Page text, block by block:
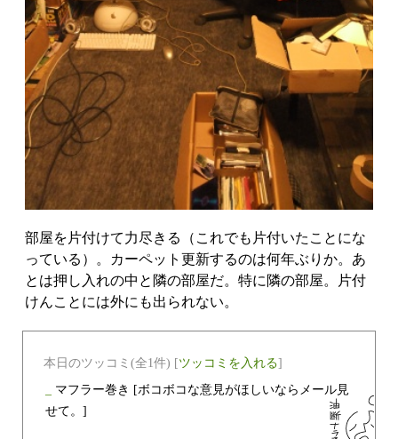
部屋を片付けて力尽きる（これでも片付いたことにな
っている）。カーペット更新するのは何年ぶりか。あ
とは押し入れの中と隣の部屋だ。特に隣の部屋。片付
けんことには外にも出られない。
本日のツッコミ(全1件) [ツッコミを入れる]
マフラー巻き [ボコボコな意見がほしいならメール見
せて。]